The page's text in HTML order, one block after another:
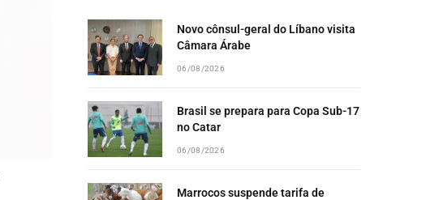
Novo cônsul-geral do Líbano visita
Câmara Árabe
06/08/2026
Brasil se prepara para Copa Sub-17
no Catar
06/08/2026
Marrocos suspende tarifa de